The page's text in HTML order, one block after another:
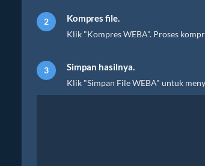
Kompres file.
Klik "Kompres WEBA". Proses
Simpan hasilnya.
Klik "Simpan File WEBA" untuk